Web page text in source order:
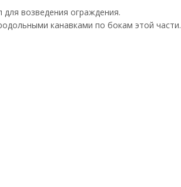
возведения ограждения.
канавками по бокам этой части.